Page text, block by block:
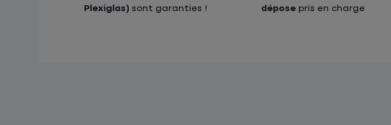
Plexiglas)sont garanties !
dépose pris en charge